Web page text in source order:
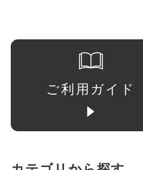
ご利用ガイド